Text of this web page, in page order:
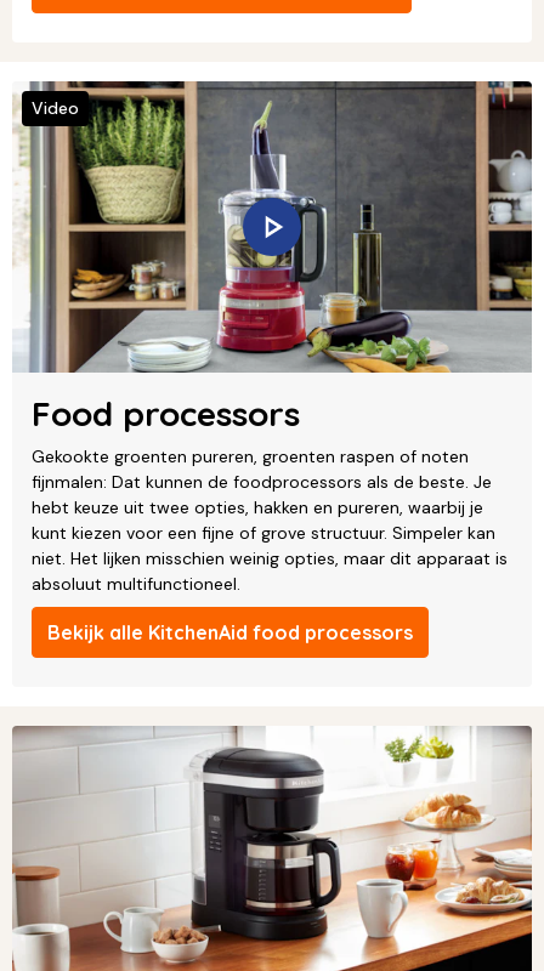
Food processors
Gekookte groenten pureren, groenten raspen of noten
fijnmalen: Dat kunnen de foodprocessors als de beste. Je
hebt keuze uit twee opties, hakken en pureren, waarbij je
kunt kiezen voor een fijne of grove structuur. Simpeler kan
niet. Het lijken misschien weinig opties, maar dit apparaat is
absoluut multifunctioneel.
Bekijk alle KitchenAid food processors
Video